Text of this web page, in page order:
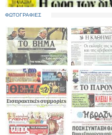
ΦΩΤΟΓΡΑΦΙΕΣ